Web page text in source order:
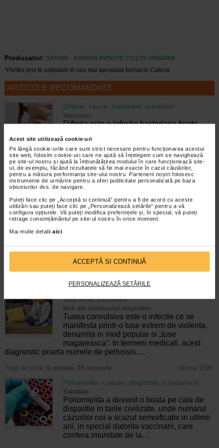
Acest site utilizează cookie-uri
Pe lângă cookie-urile care sunt strict necesare pentru funcționarea acestui
site web, folosim cookie-uri care ne ajută să înțelegem cum se navighează
pe site-ul nostru și ajută la îmbunătățirea modului în care funcționează site-
ul, de exemplu, făcând rezultatele să fie mai exacte în cazul căutărilor,
pentru a măsura performanța site-ului nostru. Partenerii noștri folosesc
instrumente de urmărire pentru a oferi publicitate personalizată pe baza
obiceiurilor dvs. de navigare.
Puteți face clic pe „Acceptă si continuă” pentru a fi de acord cu aceste
utilizări sau puteți face clic pe „Personalizează setările” pentru a vă
configura opțiunile. Vă puteți modifica preferințele și, în special, vă puteți
retrage consimțământul pe site-ul nostru în orice moment.
Mai multe detalii aici.
ACCEPTĂ SI CONTINUĂ
PERSONALIZEAZĂ SETĂRILE
Producator: SANOFI - AVENTIS PRIVATE CO.LTD UNGARIA
*Pentru pret te asteptam in cea mai apropiata farmacie Catena
ARTICOLE RECOMANDATE
Difterie: cauze, tratament, prevenire
Vaccinuri
Difteria este o infectie bacteriana foarte
Corynebacterium diphtheriae (C.
diphtheriae). Difteria afecteaza de regula
sistemul respirator sau sistemul tegumentar.
…
Timp de citire:6 minute, 11 secunde 5 februarie 2025
Vaccin antitetanos: schema de vaccinare,
importanta, reactii adverse
Vaccinuri
Vaccinul antitetanos este un vaccin care
previne tetanosul, o infectie bacteriana
injectiile antitetanos sunt realizate in
copilarie. Deoarece bacteria care…
simptome, tratament
Boli ale sistemului respirator
Tusea convulsiva este o infectie ce se
manifesta printr-o tuse extrem de violenta,
denumita in mod popular si „tuse
magareasca”. In termeni medicali, acest
diagnostic poarta numele de pertussis,…
Timp de citire: 6 minute, 35 secunde 19 mai 2026
Poliomielita – cauze, diagnostic si tratament
Sanatate
Poliomielita a devenit o boala pe cale de
disparitie in tarile civilizate, unde numarul
cazurilor noi a scazut semnificativ in ultimii
ani, in special datorita vaccinarii, care
confera imunitate de la…